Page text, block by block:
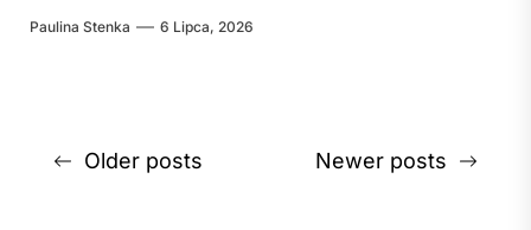
Paulina Stenka 6 Lipca, 2026
Nawigacja
Older posts Newer posts